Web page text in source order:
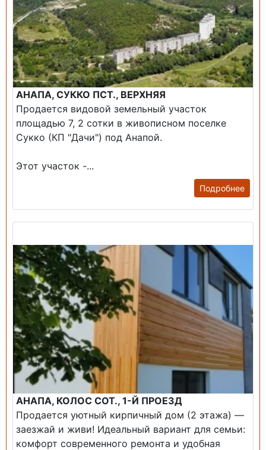
АНАПА, СУККО ПСТ., ВЕРХНЯЯ
Продается видовой земельный участок
площадью 7, 2 сотки в живописном поселке
Сукко (КП "Дачи") под Анапой.
Этот участок -...
Подробнее
АНАПА, КОЛОС СОТ., 1-Й ПРОЕЗД
Продается уютный кирпичный дом (2 этажа) —
заезжай и живи! ​Идеальный вариант для семьи:
комфорт современного ремонта и удобная